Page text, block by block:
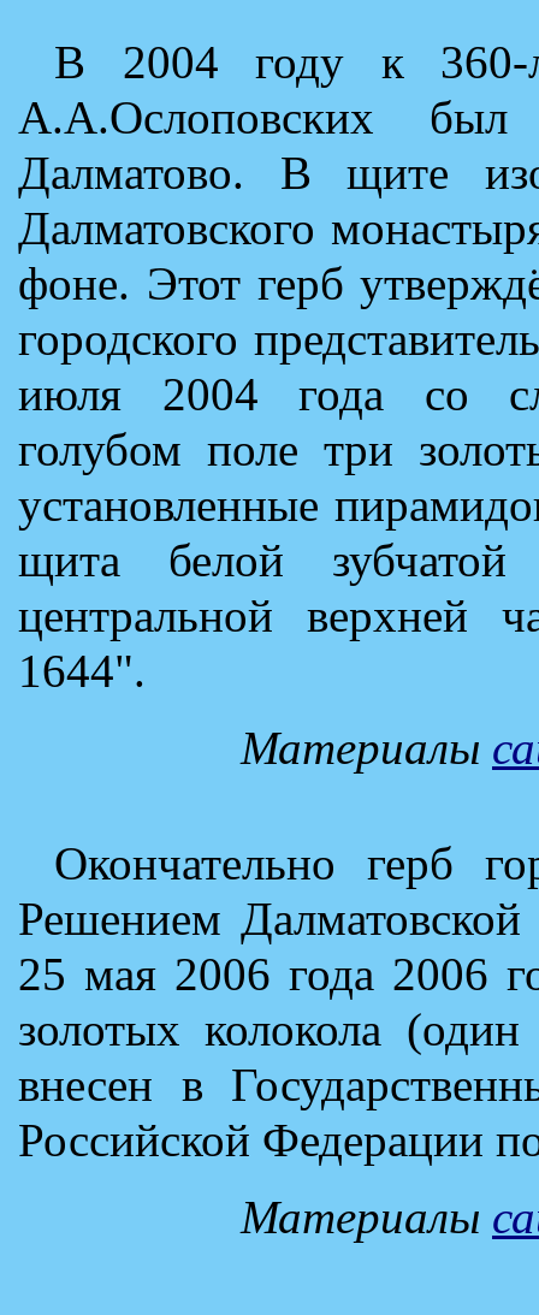
В 2004 году к 360-
А.А.Ослоповских
Далматово. В щите
Далматовского
фоне. Этот герб
городского
июля 2004 года со
голубом поле три
установленные
щита белой
центральной верхней
1644".
Материалы
Окончательно герб
Решением
25 мая 2006 года 2006
золотых колокола
внесен в
Российской Федерации
Материалы